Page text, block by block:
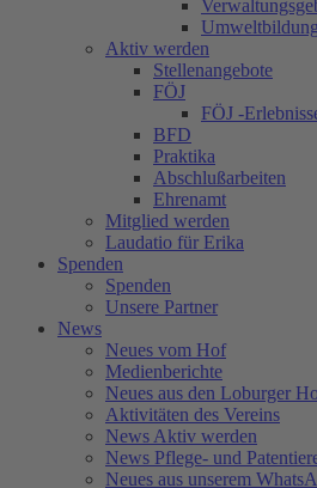
Aktiv werden
Stellenangebote
FÖJ
FÖJ -
BFD
Praktika
Abschlußarbeiten
Ehrenamt
Mitglied werden
Laudatio für Erika
Spenden
Spenden
Unsere Partner
News
Neues vom Hof
Medienberichte
Neues aus den Loburger
Aktivitäten des Vereins
News Aktiv werden
News Pflege- und
Neues aus unserem